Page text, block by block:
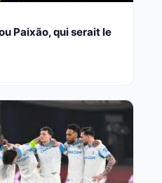
Paixão, qui serait le